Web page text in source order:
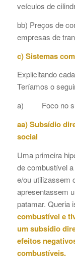
veículos de
bb) Preços de
empresas de
c) Sistemas
Explicitando
Teríamos o
a) Foco no
aa) Subsídio
social
Uma primeira
de combustível
e/ou utilizassem
apresentassem
patamar. Queria
combustível e
um subsídio
efeitos
combustíveis.